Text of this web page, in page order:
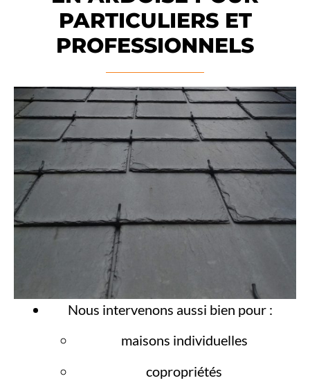
PARTICULIERS ET
PROFESSIONNELS
Nous intervenons aussi bien pour :
maisons individuelles
copropriétés